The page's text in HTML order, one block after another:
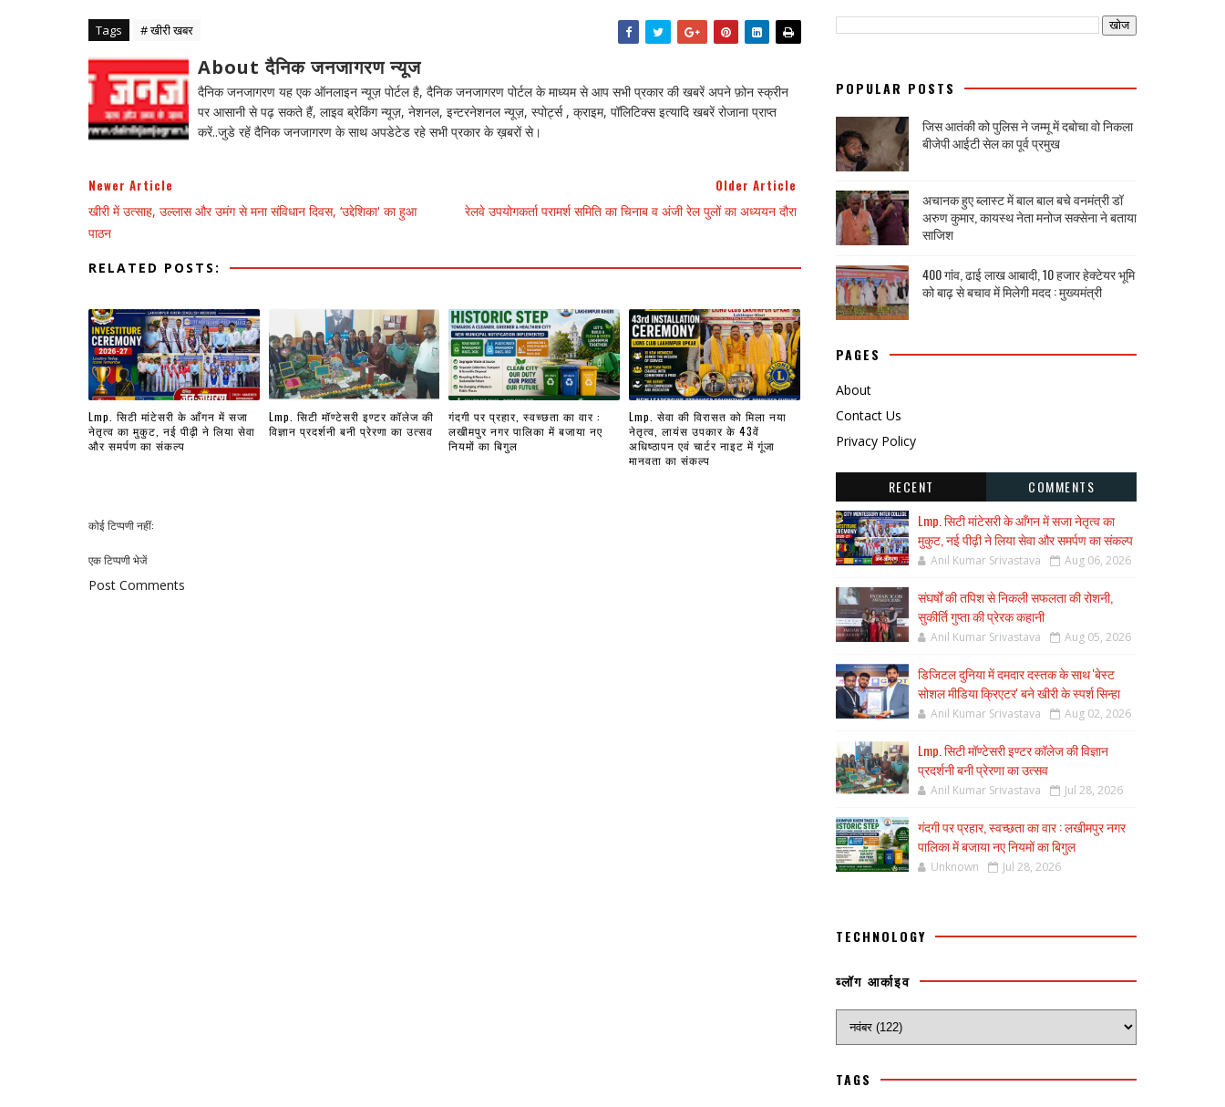
Tags # खीरी खबर
About दैनिक जनजागरण न्यूज
दैनिक जनजागरण यह एक ऑनलाइन न्यूज़ पोर्टल है, दैनिक जनजागरण पोर्टल के माध्यम से आप सभी प्रकार की खबरें अपने फ़ोन स्क्रीन
पर आसानी से पढ़ सकते हैं, लाइव ब्रेकिंग न्यूज़, नेशनल, इन्टरनेशनल न्यूज़, स्पोर्ट्स , क्राइम, पॉलिटिक्स इत्यादि खबरें रोजाना प्राप्त
करें..जुडे रहें दैनिक जनजागरण के साथ अपडेटेड रहे सभी प्रकार के ख़बरों से।
Newer Article
खीरी में उत्साह, उल्लास और उमंग से मना संविधान दिवस, ‘उद्देशिका' का हुआ
पाठन
Older Article
रेलवे उपयोगकर्ता परामर्श समिति का चिनाब व अंजी रेल पुलों का अध्ययन दौरा
RELATED POSTS:
Lmp. सिटी मांटेसरी के आँगन में सजा
नेतृत्व का मुकुट, नई पीढ़ी ने लिया सेवा
और समर्पण का संकल्प
Lmp. सिटी मॉण्टेसरी इण्टर कॉलेज की
विज्ञान प्रदर्शनी बनी प्रेरणा का उत्सव
गंदगी पर प्रहार, स्वच्छता का वार :
लखीमपुर नगर पालिका में बजाया नए
नियमों का बिगुल
Lmp. सेवा की विरासत को मिला नया
नेतृत्व, लायंस उपकार के 43वें
अधिष्ठापन एवं चार्टर नाइट में गूंजा
मानवता का संकल्प
कोई टिप्पणी नहीं:
एक टिप्पणी भेजें
Post Comments
POPULAR POSTS
जिस आतंकी को पुलिस ने जम्मू में दबोचा वो निकला
बीजेपी आईटी सेल का पूर्व प्रमुख
अचानक हुए ब्लास्ट में बाल बाल बचे वनमंत्री डॉ
अरुण कुमार, कायस्थ नेता मनोज सक्सेना ने बताया
साजिश
400 गांव, ढाई लाख आबादी, 10 हजार हेक्टेयर भूमि
को बाढ़ से बचाव में मिलेगी मदद : मुख्यमंत्री
PAGES
About
Contact Us
Privacy Policy
RECENT
COMMENTS
Lmp. सिटी मांटेसरी के आँगन में सजा नेतृत्व का
मुकुट, नई पीढ़ी ने लिया सेवा और समर्पण का संकल्प
Anil Kumar Srivastava Aug 06, 2026
संघर्षों की तपिश से निकली सफलता की रोशनी,
सुकीर्ति गुप्ता की प्रेरक कहानी
Anil Kumar Srivastava Aug 05, 2026
डिजिटल दुनिया में दमदार दस्तक के साथ 'बेस्ट
सोशल मीडिया क्रिएटर' बने खीरी के स्पर्श सिन्हा
Anil Kumar Srivastava Aug 02, 2026
Lmp. सिटी मॉण्टेसरी इण्टर कॉलेज की विज्ञान
प्रदर्शनी बनी प्रेरणा का उत्सव
Anil Kumar Srivastava Jul 28, 2026
गंदगी पर प्रहार, स्वच्छता का वार : लखीमपुर नगर
पालिका में बजाया नए नियमों का बिगुल
Unknown Jul 28, 2026
TECHNOLOGY
ब्लॉग आर्काइव
TAGS